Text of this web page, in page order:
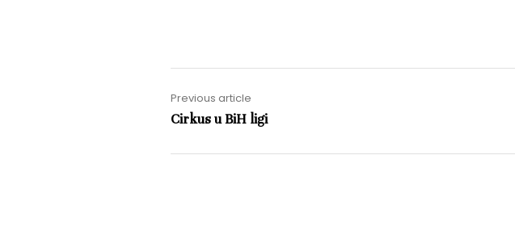
Previous article
Cirkus u BiH ligi